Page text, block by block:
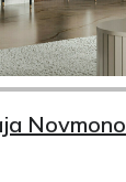
Novmono